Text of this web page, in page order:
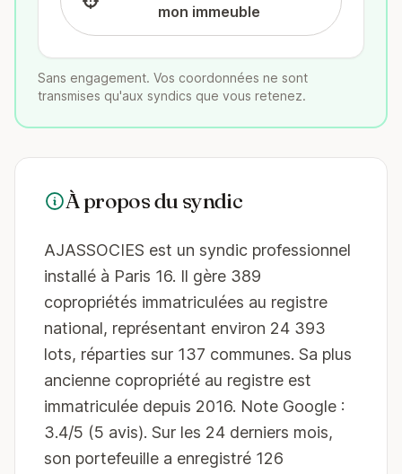
mon immeuble
Sans engagement. Vos coordonnées ne sont
transmises qu'aux syndics que vous retenez.
À propos du syndic
AJASSOCIES est un syndic professionnel
installé à Paris 16. Il gère 389
copropriétés immatriculées au registre
national, représentant environ 24 393
lots, réparties sur 137 communes. Sa plus
ancienne copropriété au registre est
immatriculée depuis 2016. Note Google :
3.4/5 (5 avis). Sur les 24 derniers mois,
son portefeuille a enregistré 126